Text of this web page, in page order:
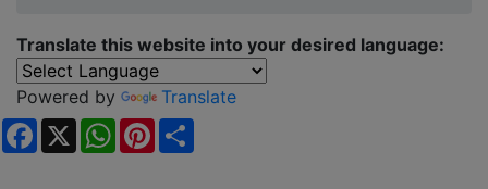
Translate this website into your desired language:
Powered by
Translate
Facebook
X WhatsApp
Pinterest